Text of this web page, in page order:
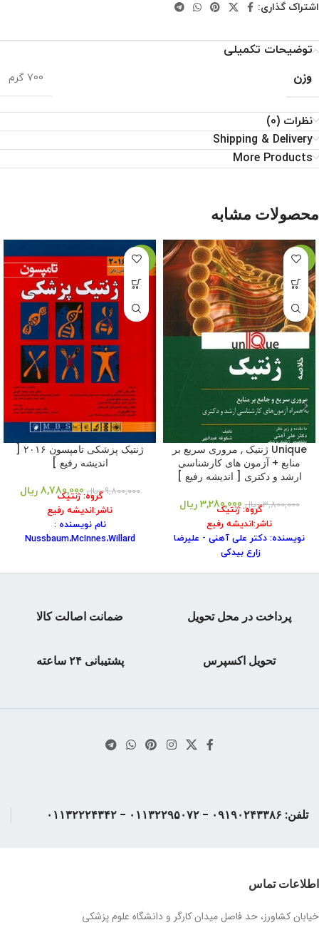
اشتراک گذاری:
توضیحات تکمیلی
وزن 700 گرم
نظرات (0)
Shipping & Delivery
More Products
محصولات مشابه
-14%
Unique ژنتیک , مروری سریع بر
منابع + آزمون های کارشناسی
ارشد و دکتری [ اندیشه رفیع ]
3,800,000 ریال 3,280,000 ریال
گروه: ژنتیک
ناشر:اندیشه رفیع
نویسنده: دکتر علی آهنی - علیرضا
زارع بیدکی
نوبت چاپ: ۱
قطع: پالتویی
-10%
ژنتیک پزشکی تامپسون ۲۰۱۶ [
اندیشه رفیع ]
9,800,000 ریال 8,780,000 ریال
گروه: ژنتیک
ناشر:اندیشه رفیع
نام نویسنده :
Nussbaum،McInnes،Willard
نوبت چاپ: ۱
جلد کتاب : گالینگور
تعداد صفحات : ۶۹۶ صفحه
وزن کتاب : ۱۲٠٠ گرم
ضمانت اصالت کالا پرداخت در محل تحویل
پشتیبانی ۲۴ ساعته تحویل اکسپرس
تلفن: ۰۹۱۹۰۲۴۳۳۸۶ - ۰۱۱۳۲۲۹۵۰۷۲ - ۰۱۱۳۲۲۲۴۳۴۲
اطلاعات تماس
خیابان کشاورز، حد فاصل میدان کارگر و دانشگاه علوم پزشکی